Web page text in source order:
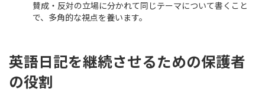
賛成・反対の立場に分かれて同じテーマについて書くこと
で、多角的な視点を養います。
英語日記を継続させるための保護者
の役割